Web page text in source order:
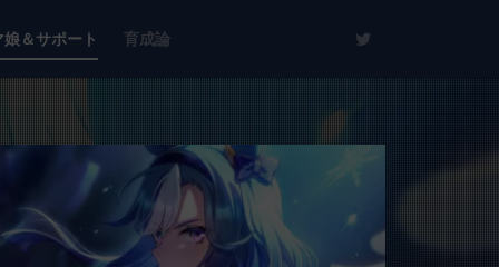
娘＆サポート 育成論